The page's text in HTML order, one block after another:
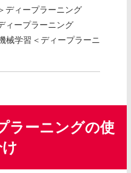
ディープラーニング
ィープラーニング
械学習＜ディープラーニ
ラーニングの使